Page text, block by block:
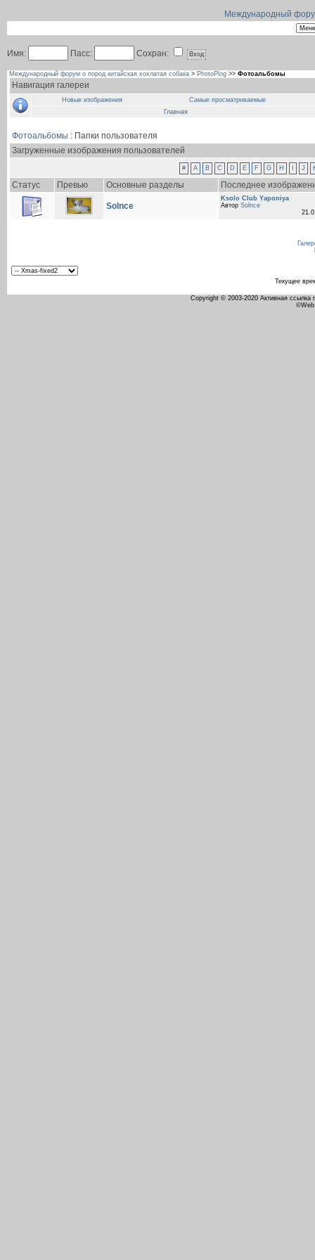
Международный
Имя: Пасс: Сохран:
Международный форум о пород китайская хохлатая собака > PhotoPlog >> Фотоальбомы
Навигация галереи
Новые изображения
Самые просматриваемые
Главная
Фотоальбомы : Папки пользователя
Загруженные изображения пользователей
# A B C D E F G H J
Статус Превью Основные разделы Последнее
Solnce
Ksolo Club Yaponiya
Автор Solnce
Текущее
Copyright © 2003-2020 Активная ссылка